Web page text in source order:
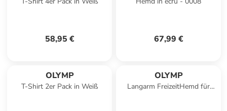
58,95 € 67,99 €
OLYMP
T-Shirt 2er Pack in Weiß
OLYMP
Langarm FreizeitHemd für